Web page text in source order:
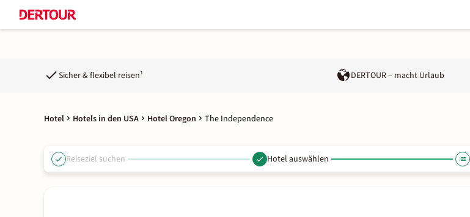
Sicher & flexibel reisen¹ DERTOUR – macht Urlaub
Hotel Hotels in den USA Hotel Oregon The Independence
Reiseziel suchen Hotel auswählen